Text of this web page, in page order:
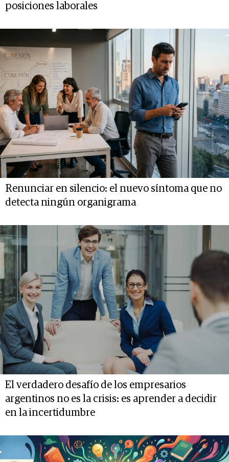
posiciones laborales
Renunciar en silencio: el nuevo síntoma que no
detecta ningún organigrama
El verdadero desafío de los empresarios
argentinos no es la crisis: es aprender a decidir
en la incertidumbre